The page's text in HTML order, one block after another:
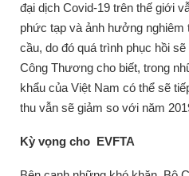
đại dịch Covid-19 trên thế giới
phức tạp và ảnh hưởng nghiêm
cầu, do đó quá trình phục hồi
Công Thương cho biết, trong
khẩu của Việt Nam có thể sẽ
thu vẫn sẽ giảm so với năm
Kỳ vọng cho EVFTA